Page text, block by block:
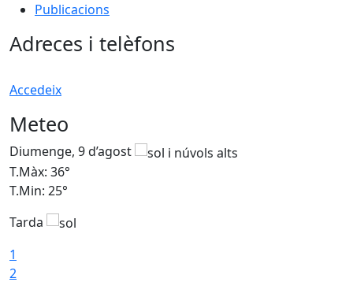
Publicacions
Adreces i telèfons
Accedeix
Meteo
Diumenge, 9 d’agost
T.Màx: 36°
T.Min: 25°
Tarda
1
2